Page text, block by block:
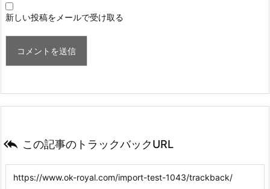
新しい投稿をメールで受け取る
 この記事のトラックバックURL